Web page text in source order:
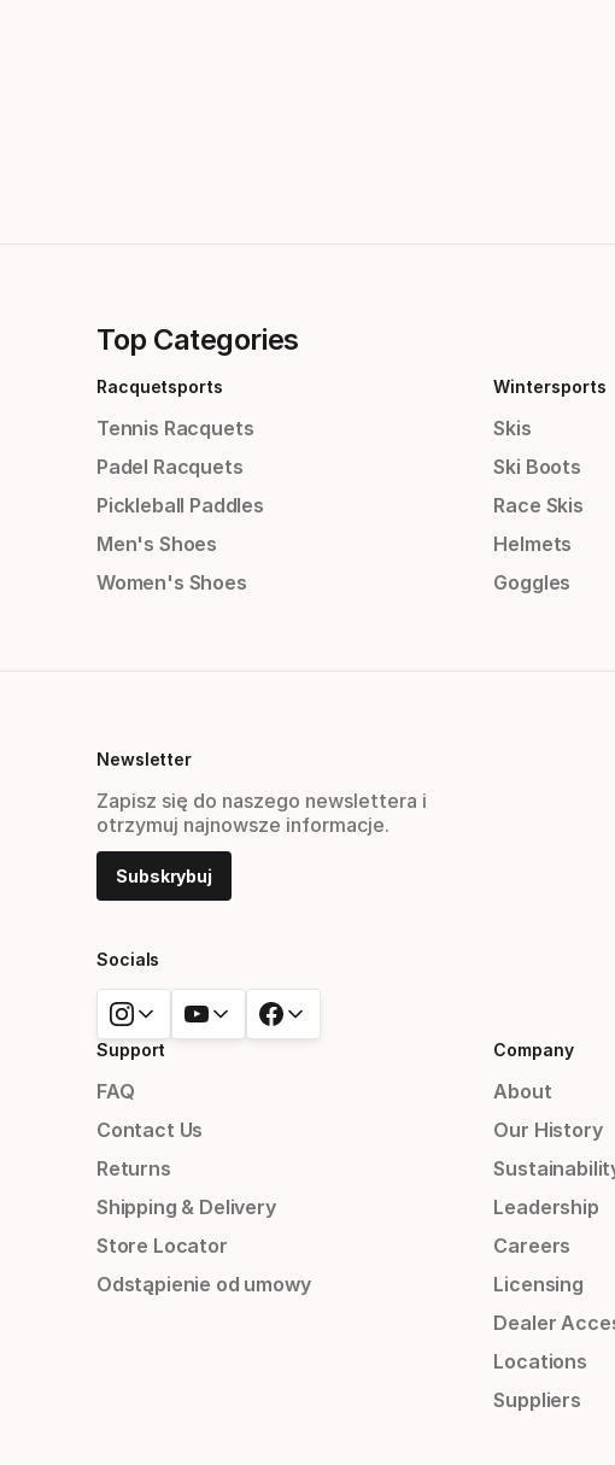
Top Categories
Racquetsports
Tennis Racquets
Padel Racquets
Pickleball Paddles
Men's Shoes
Women's Shoes
Wintersports
Skis
Ski Boots
Race Skis
Helmets
Goggles
Newsletter
Zapisz się do naszego newslettera i
otrzymuj najnowsze informacje.
Subskrybuj
Socials
Support
FAQ
Contact Us
Returns
Shipping & Delivery
Store Locator
Odstąpienie od umowy
Company
About
Our History
Leadership
Careers
Licensing
Dealer
Locations
Suppliers